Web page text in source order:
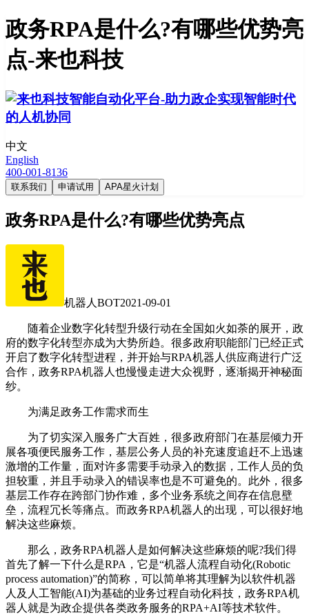
政务RPA是什么?有哪些优势亮
点-来也科技
中文
English
400-001-8136
联系我们 申请试用 APA星火计划
政务RPA是什么?有哪些优势亮点
机器人BOT2021-09-01
随着企业数字化转型升级行动在全国如火如荼的展开，政
府的数字化转型亦成为大势所趋。很多政府职能部门已经正式
开启了数字化转型进程，并开始与RPA机器人供应商进行广泛
合作，政务RPA机器人也慢慢走进大众视野，逐渐揭开神秘面
纱。
为满足政务工作需求而生
为了切实深入服务广大百姓，很多政府部门在基层倾力开
展各项便民服务工作，基层公务人员的补充速度追赶不上迅速
激增的工作量，面对许多需要手动录入的数据，工作人员的负
担较重，并且手动录入的错误率也是不可避免的。此外，很多
基层工作存在跨部门协作难，多个业务系统之间存在信息壁
垒，流程冗长等痛点。而政务RPA机器人的出现，可以很好地
解决这些麻烦。
那么，政务RPA机器人是如何解决这些麻烦的呢?我们得
首先了解一下什么是RPA，它是“机器人流程自动化(Robotic
process automation)”的简称，可以简单将其理解为以软件机器
人及人工智能(AI)为基础的业务过程自动化科技，政务RPA机
器人就是为政企提供各类政务服务的RPA+AI等技术软件。